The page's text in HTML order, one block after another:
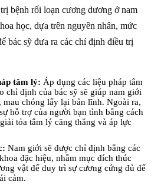
bệnh rối loạn cương dương ở nam
học, dựa trên nguyên nhân, mức
bác sỹ đưa ra các chỉ định điều trị
tâm lý: Áp dụng các liệu pháp tâm
chỉ định của bác sỹ sẽ giúp nam giới
mau chóng lấy lại bản lĩnh. Ngoài ra,
hỗ trợ của người bạn tình bằng cách
tỏa tâm lý căng thẳng và áp lực
Nam giới sẽ được chỉ định bằng các
đặc hiệu, nhằm mục đích thúc
vật để duy trì sự cương cứng đủ để
cảm.